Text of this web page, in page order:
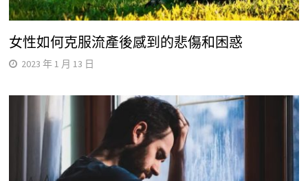
女性如何克服流產後感到的悲傷和困惑
2023 年 1 月 13 日